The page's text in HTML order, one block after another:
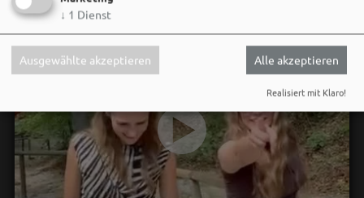
↓ 1 Dienst
Ausgewählte akzeptieren Alle akzeptieren
Realisiert mit Klaro!